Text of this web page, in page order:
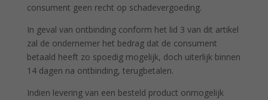
consument geen recht op schadevergoeding.
In geval van ontbinding conform het lid 3 van dit artikel
zal de ondernemer het bedrag dat de consument
betaald heeft zo spoedig mogelijk, doch uiterlijk binnen
14 dagen na ontbinding, terugbetalen.
Indien levering van een besteld product onmogelijk